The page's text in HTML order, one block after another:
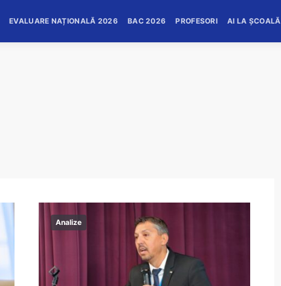
EVALUARE NAȚIONALĂ 2026 BAC 2026 PROFESORI AI LA ȘCOALĂ
Analize